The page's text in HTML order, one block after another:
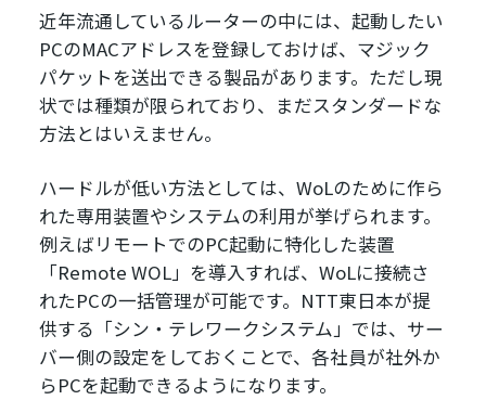
近年流通しているルーターの中には、起動したい
PCのMACアドレスを登録しておけば、マジック
パケットを送出できる製品があります。ただし現
状では種類が限られており、まだスタンダードな
方法とはいえません。
ハードルが低い方法としては、WoLのために作ら
れた専用装置やシステムの利用が挙げられます。
例えばリモートでのPC起動に特化した装置
「Remote WOL」を導入すれば、WoLに接続さ
れたPCの一括管理が可能です。NTT東日本が提
供する「シン・テレワークシステム」では、サー
バー側の設定をしておくことで、各社員が社外か
らPCを起動できるようになります。